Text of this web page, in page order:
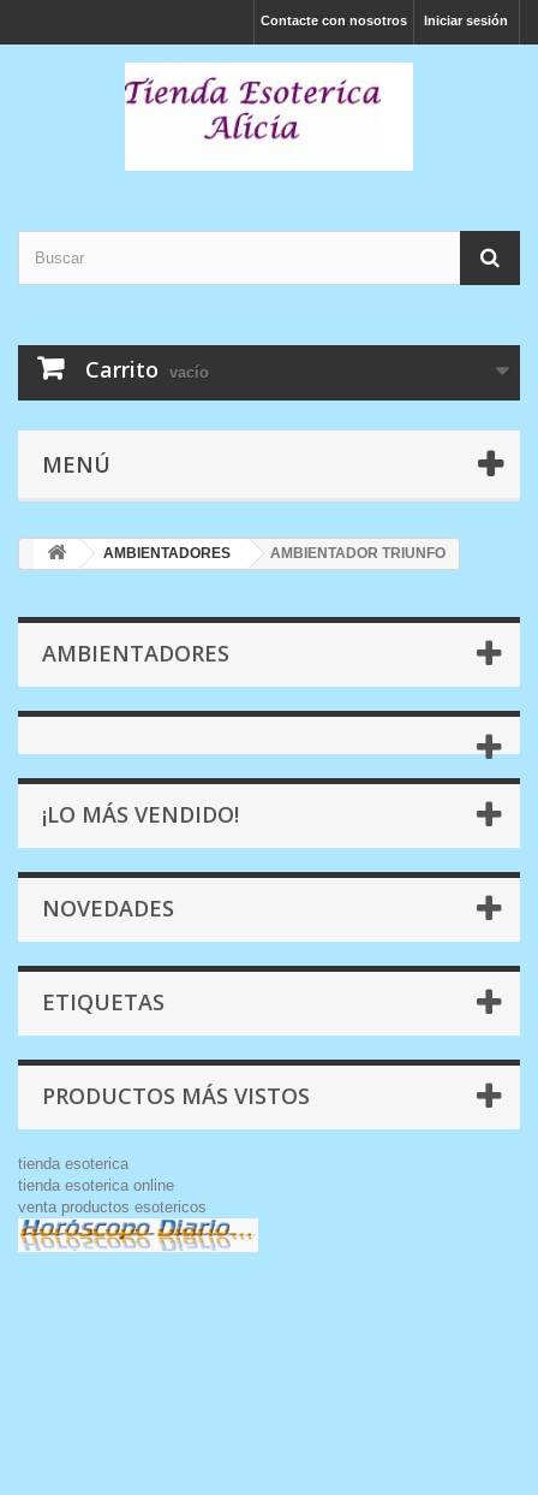
Iniciar sesión
Contacte con nosotros
Carrito vacío
MENÚ
AMBIENTADORES AMBIENTADOR TRIUNFO
AMBIENTADORES
¡LO MÁS VENDIDO!
NOVEDADES
ETIQUETAS
PRODUCTOS MÁS VISTOS
tienda esoterica
tienda esoterica online
venta productos esotericos